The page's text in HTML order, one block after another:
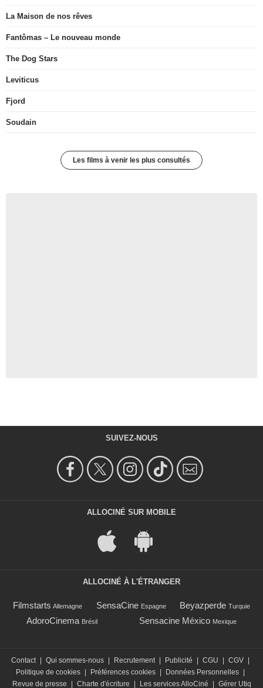
La Maison de nos rêves
Fantômas – Le nouveau monde
The Dog Stars
Leviticus
Fjord
Soudain
Les films à venir les plus consultés
SUIVEZ-NOUS
ALLOCINÉ SUR MOBILE
ALLOCINÉ À L'ÉTRANGER
Filmstarts Allemagne SensaCine Espagne Beyazperde Turquie
AdoroCinema Brésil Sensacine México Mexique
Contact | Qui sommes-nous | Recrutement | Publicité | CGU | CGV |
Politique de cookies | Préférences cookies | Données Personnelles |
Revue de presse
| Charte d'écriture | Les services AlloCiné | Gérer Utiq